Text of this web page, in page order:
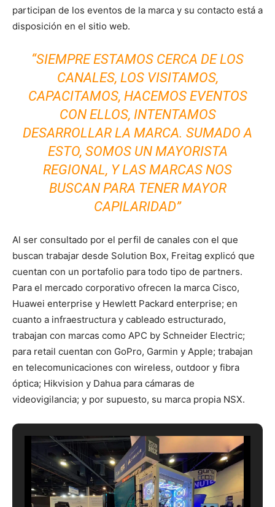
participan de los eventos de la marca y su contacto está a
disposición en el sitio web.
“SIEMPRE ESTAMOS CERCA DE LOS
CANALES, LOS VISITAMOS,
CAPACITAMOS, HACEMOS EVENTOS
CON ELLOS, INTENTAMOS
DESARROLLAR LA MARCA. SUMADO A
ESTO, SOMOS UN MAYORISTA
REGIONAL, Y LAS MARCAS NOS
BUSCAN PARA TENER MAYOR
CAPILARIDAD”
Al ser consultado por el perfil de canales con el que
buscan trabajar desde Solution Box, Freitag explicó que
cuentan con un portafolio para todo tipo de partners.
Para el mercado corporativo ofrecen la marca Cisco,
Huawei enterprise y Hewlett Packard enterprise; en
cuanto a infraestructura y cableado estructurado,
trabajan con marcas como APC by Schneider Electric;
para retail cuentan con GoPro, Garmin y Apple; trabajan
en telecomunicaciones con wireless, outdoor y fibra
óptica; Hikvision y Dahua para cámaras de
videovigilancia; y por supuesto, su marca propia NSX.